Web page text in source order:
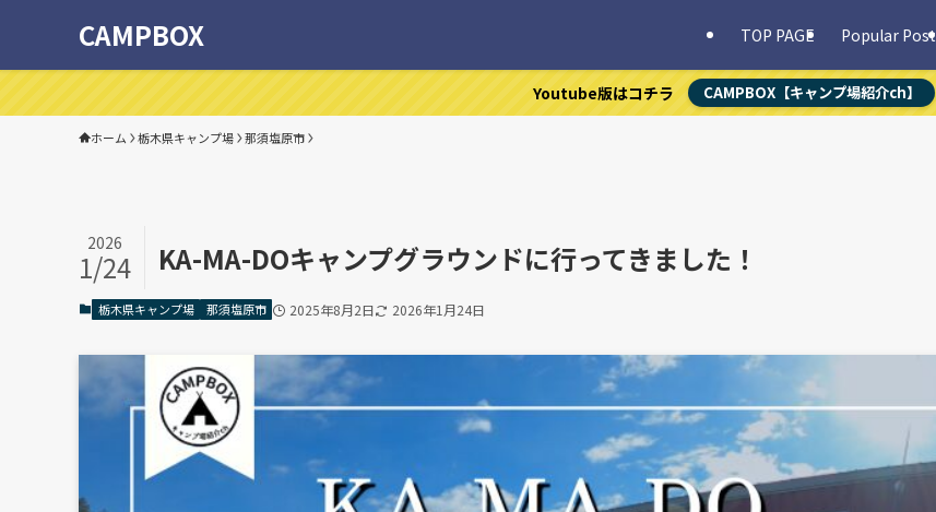
CAMPBOX TOP PAGE Popular Post
Youtube版はコチラ CAMPBOX【キャンプ場紹介ch】
ホーム 栃木県キャンプ場 那須塩原市
KA-MA-DOキャンプグラウンドに行ってきました！
2026
1/24
栃木県キャンプ場 那須塩原市 2025年8月2日 2026年1月24日